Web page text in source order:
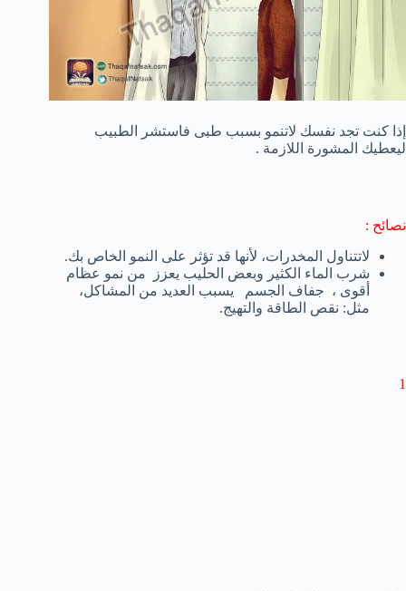
إذا كنت تجد نفسك لاتنمو بسبب طبى فاستشر الطبيب
ليعطيك المشورة اللازمة .
نصائح :
لاتتناول المخدرات، لأنها قد تؤثر على النمو الخاص بك.
شرب الماء الكثير وبعض الحليب يعزز من نمو عظام
أقوى ، جفاف الجسم يسبب العديد من المشاكل،
مثل: نقص الطاقة و التهيج.
1